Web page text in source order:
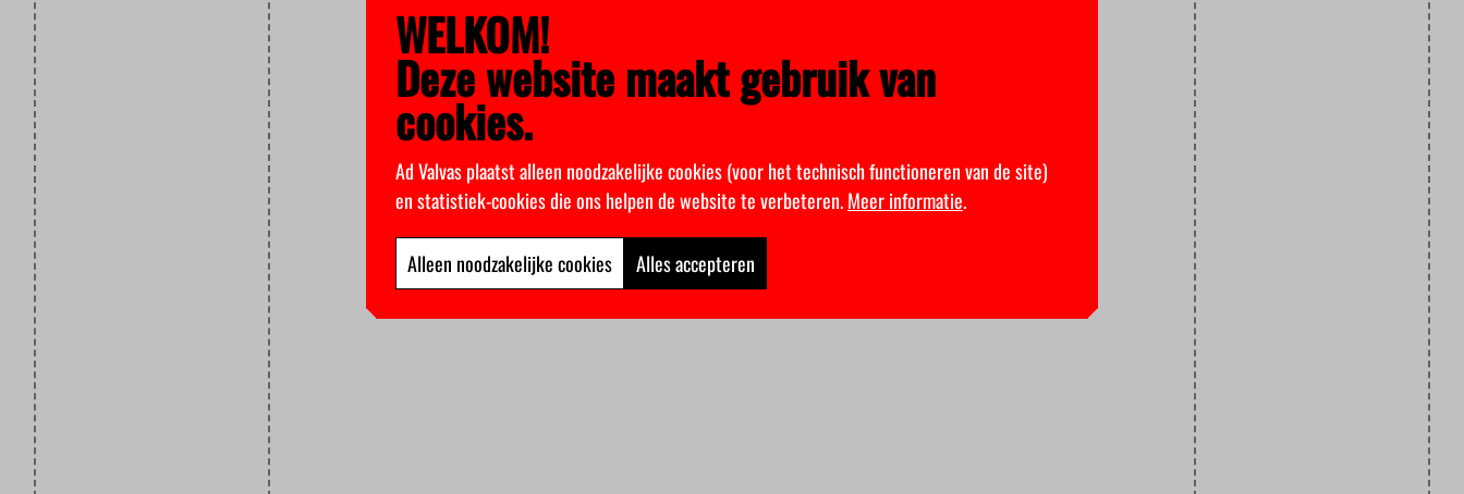
WELKOM!
Deze website maakt gebruik van
cookies.
Ad Valvas plaatst alleen noodzakelijke cookies (voor het technisch functioneren van de site)
en statistiek-cookies die ons helpen de website te verbeteren.Meer informatie.
Alleen noodzakelijke cookies Alles accepteren